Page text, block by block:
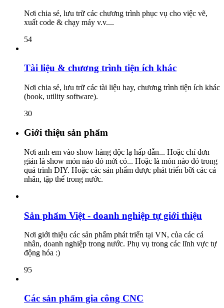
Nơi chia sẻ, lưu trữ các chương trình phục vụ cho việc vẽ,
xuất code & chạy máy v.v....
54
Tài liệu & chương trình tiện ích khác
Nơi chia sẻ, lưu trữ các tài liệu hay, chương trình tiện ích khác
(book, utility software).
30
Giới thiệu sản phẩm
Nơi anh em vào show hàng độc lạ hấp dẫn... Hoặc chỉ đơn
giản là show món nào đó mới có... Hoặc là món nào đó trong
quá trình DIY. Hoặc các sản phẩm được phát triển bỡi các cá
nhân, tập thể trong nước.
Sản phẩm Việt - doanh nghiệp tự giới thiệu
Nơi giới thiệu các sản phẩm phát triển tại VN, của các cá
nhân, doanh nghiệp trong nước. Phụ vụ trong các lĩnh vực tự
động hóa :)
95
Các sản phẩm gia công CNC